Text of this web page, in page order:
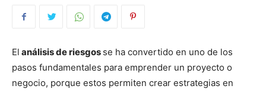
El análisis de riesgos se ha convertido en uno de los
pasos fundamentales para emprender un proyecto o
negocio, porque estos permiten crear estrategias en